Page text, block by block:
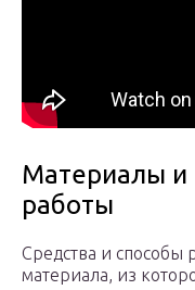
Материалы и
работы
Средства и способы
материала, из